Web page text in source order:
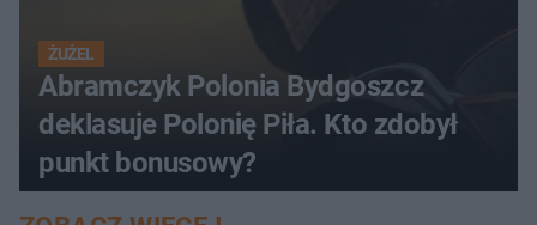
ŻUŻEL
Abramczyk Polonia Bydgoszcz
deklasuje Polonię Piła. Kto zdobył
punkt bonusowy?